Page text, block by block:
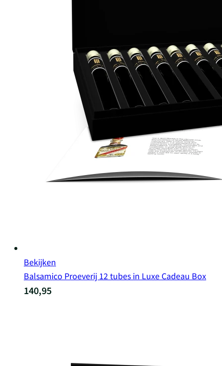
Bekijken
Balsamico Proeverij 12 tubes in Luxe Cadeau Box
140,95